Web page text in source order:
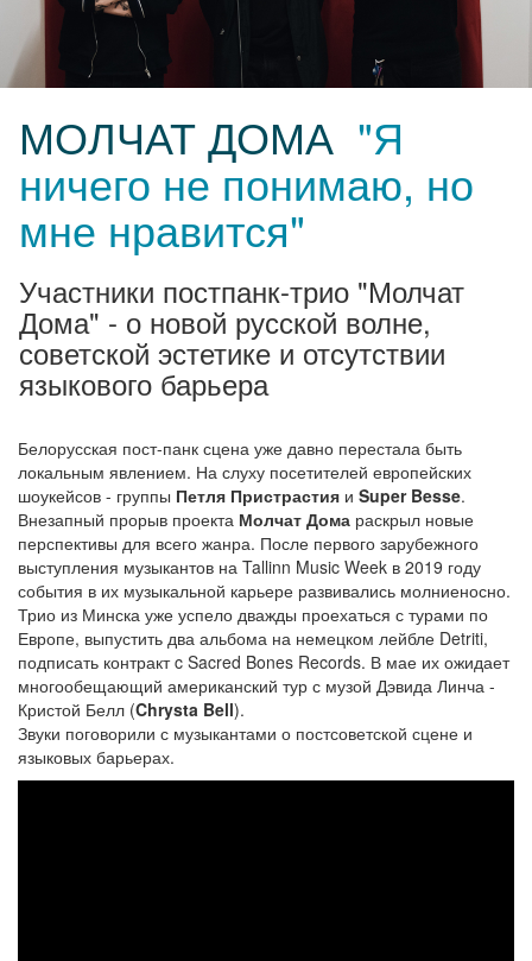
МОЛЧАТ ДОМА "Я
ничего не понимаю, но
мне нравится"
Участники постпанк-трио "Молчат
Дома" - о новой русской волне,
советской эстетике и отсутствии
языкового барьера
Белорусская пост-панк сцена уже давно перестала быть
локальным явлением. На слуху посетителей европейских
шоукейсов - группы Петля Пристрастия и Super Besse.
Внезапный прорыв проекта Молчат Дома раскрыл новые
перспективы для всего жанра. После первого зарубежного
выступления музыкантов на Tallinn Music Week в 2019 году
события в их музыкальной карьере развивались молниеносно.
Трио из Минска уже успело дважды проехаться с турами по
Европе, выпустить два альбома на немецком лейбле Detriti,
подписать контракт c Sacred Bones Records. В мае их ожидает
многообещающий американский тур с музой Дэвида Линча -
Кристой Белл (Chrysta Bell).
Звуки поговорили с музыкантами о постсоветской сцене и
языковых барьерах.